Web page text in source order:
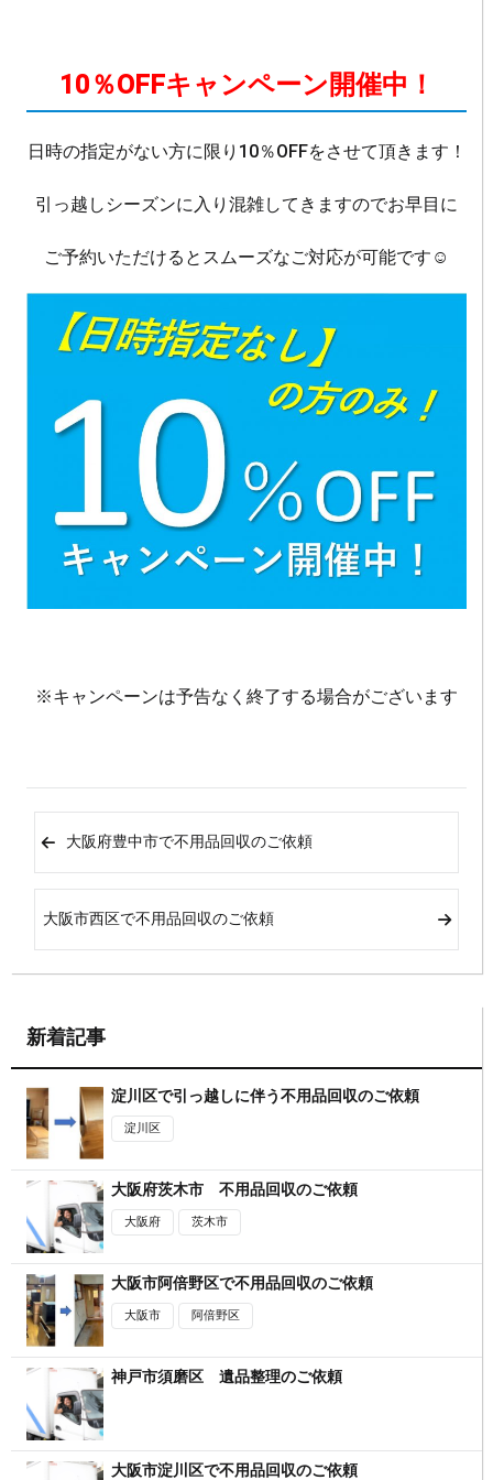
10％OFFキャンペーン開催中！
日時の指定がない方に限り10％OFFをさせて頂きます！
引っ越しシーズンに入り混雑してきますのでお早目に
ご予約いただけるとスムーズなご対応が可能です☺
※キャンペーンは予告なく終了する場合がございます
大阪府豊中市で不用品回収のご依頼
大阪市西区で不用品回収のご依頼
新着記事
淀川区で引っ越しに伴う不用品回収のご依頼
淀川区
大阪府茨木市 不用品回収のご依頼
大阪府 茨木市
大阪市阿倍野区で不用品回収のご依頼
大阪市 阿倍野区
神戸市須磨区 遺品整理のご依頼
大阪市淀川区で不用品回収のご依頼